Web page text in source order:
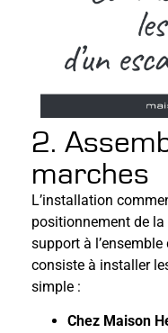
2.
marches
L’installation
positionnement de
support à l’ensemble
consiste à installer
simple :
Chez Maison